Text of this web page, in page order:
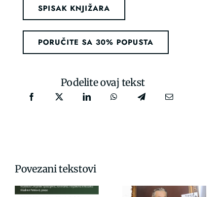
SPISAK KNJIŽARA
PORUČITE SA 30% POPUSTA
Podelite ovaj tekst
Povezani tekstovi